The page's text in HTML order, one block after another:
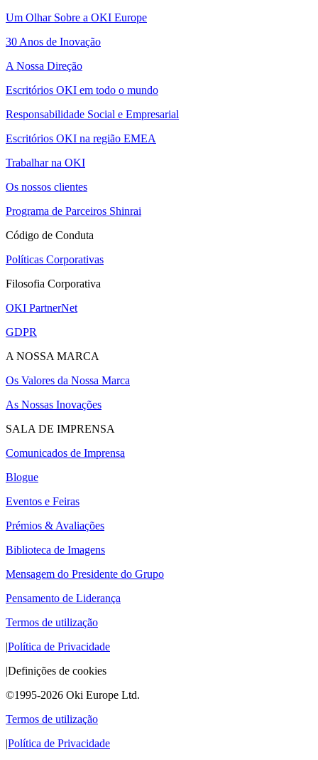
Um Olhar Sobre a OKI Europe
30 Anos de Inovação
A Nossa Direção
Escritórios OKI em todo o mundo
Responsabilidade Social e Empresarial
Escritórios OKI na região EMEA
Trabalhar na OKI
Os nossos clientes
Programa de Parceiros Shinrai
Código de Conduta
Políticas Corporativas
Filosofia Corporativa
OKI PartnerNet
GDPR
A NOSSA MARCA
Os Valores da Nossa Marca
As Nossas Inovações
SALA DE IMPRENSA
Comunicados de Imprensa
Blogue
Eventos e Feiras
Prémios & Avaliações
Biblioteca de Imagens
Mensagem do Presidente do Grupo
Pensamento de Liderança
Termos de utilização
|Política de Privacidade
|Definições de cookies
©1995-2026 Oki Europe Ltd.
Termos de utilização
|Política de Privacidade